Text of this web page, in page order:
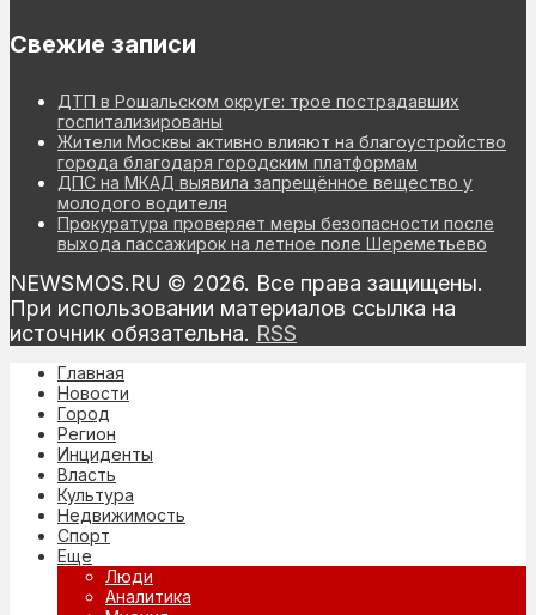
Свежие записи
ДТП в Рошальском округе: трое пострадавших
госпитализированы
Жители Москвы активно влияют на благоустройство
города благодаря городским платформам
ДПС на МКАД выявила запрещённое вещество у
молодого водителя
Прокуратура проверяет меры безопасности после
выхода пассажирок на летное поле Шереметьево
NEWSMOS.RU © 2026. Все права защищены.
При использовании материалов ссылка на
источник обязательна. RSS
Главная
Новости
Город
Регион
Инциденты
Власть
Культура
Недвижимость
Спорт
Еще
Люди
Аналитика